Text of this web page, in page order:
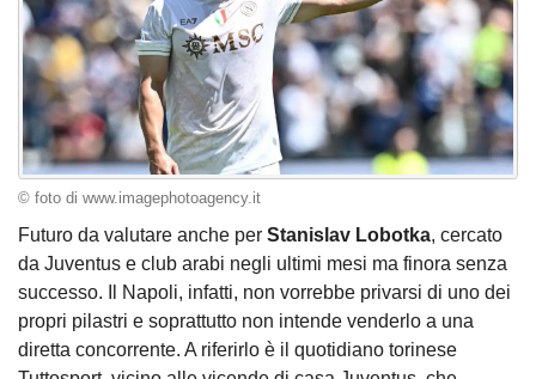
© foto di www.imagephotoagency.it
Futuro da valutare anche per Stanislav Lobotka, cercato
da Juventus e club arabi negli ultimi mesi ma finora senza
successo. Il Napoli, infatti, non vorrebbe privarsi di uno dei
propri pilastri e soprattutto non intende venderlo a una
diretta concorrente. A riferirlo è il quotidiano torinese